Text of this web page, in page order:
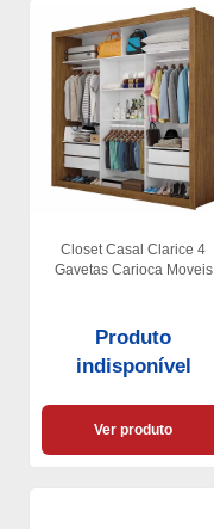
Closet Casal Clarice 4
Gavetas Carioca Moveis
Produto
indisponível
Ver produto